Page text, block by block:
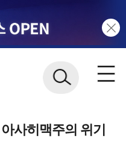
사히맥주의 위기